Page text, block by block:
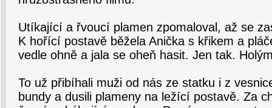
Utíkající a řvoucí plamen zpomaloval, až se
K hořící postavě běžela Anička s křikem a
vedle ohně a jala se oheň hasit. Jen tak.
To už přibíhali muži od nás ze statku i z
bundy a dusili plameny na ležící postavě. Za